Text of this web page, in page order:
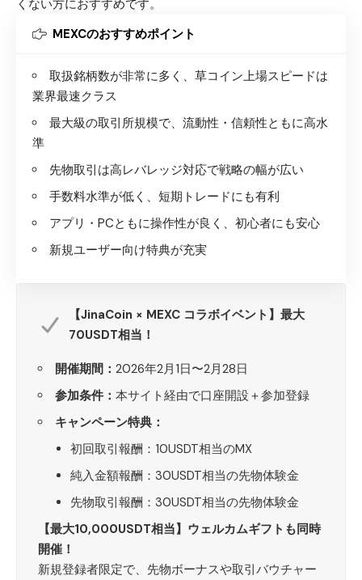
くない方におすすめです。
MEXCのおすすめポイント
取扱銘柄数が非常に多く、草コイン上場スピードは
業界最速クラス
最大級の取引所規模で、流動性・信頼性ともに高水
準
先物取引は高レバレッジ対応で戦略の幅が広い
手数料水準が低く、短期トレードにも有利
アプリ・PCともに操作性が良く、初心者にも安心
新規ユーザー向け特典が充実
【JinaCoin × MEXC コラボイベント】最大
70USDT相当！
開催期間： 2026年2月1日〜2月28日
参加条件： 本サイト経由で口座開設＋参加登録
キャンペーン特典：
初回取引報酬：10USDT相当のMX
純入金額報酬：30USDT相当の先物体験金
先物取引報酬：30USDT相当の先物体験金
【最大10,000USDT相当】ウェルカムギフトも同時
開催！
新規登録者限定で、先物ボーナスや取引バウチャー